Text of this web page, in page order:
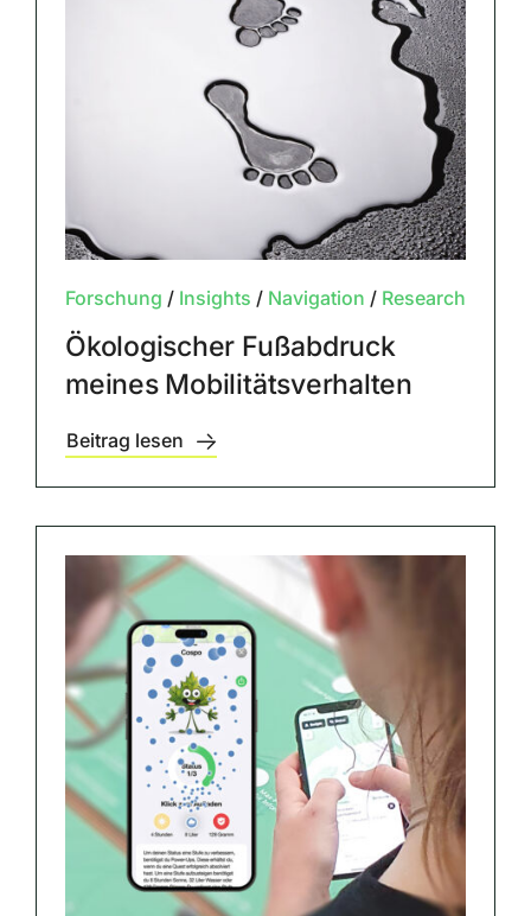
Forschung / Insights / Navigation / Research
Ökologischer Fußabdruck
meines Mobilitätsverhalten
Beitrag lesen